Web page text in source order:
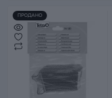
ПРОДАНО